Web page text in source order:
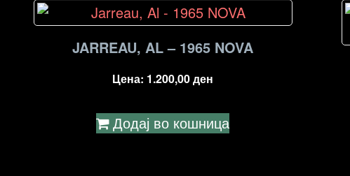
JARREAU, AL – 1965 NOVA
Цена: 1.200,00ден
Додај во кошница